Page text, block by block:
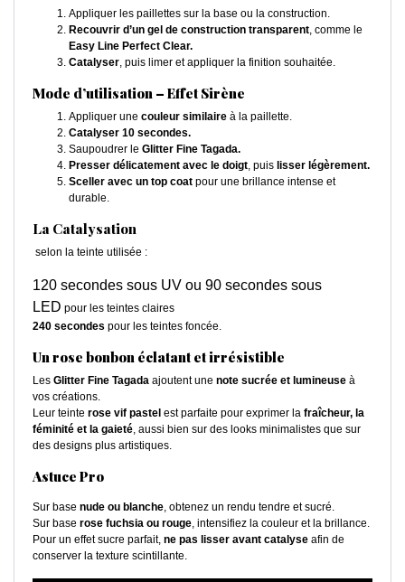
Appliquer les paillettes sur la base ou la construction.
Recouvrir d’un gel de construction transparent, comme le
Easy Line Perfect Clear.
Catalyser, puis limer et appliquer la finition souhaitée.
Mode d’utilisation – Effet Sirène
Appliquer une couleur similaire à la paillette.
Catalyser 10 secondes.
Saupoudrer le Glitter Fine Tagada.
Presser délicatement avec le doigt, puis lisser légèrement.
Sceller avec un top coat pour une brillance intense et
durable.
La Catalysation
selon la teinte utilisée :
120 secondes sous UV ou 90 secondes sous
LED pour les teintes claires
240 secondes pour les teintes foncée.
Un rose bonbon éclatant et irrésistible
Les Glitter Fine Tagada ajoutent une note sucrée et lumineuse à
vos créations.
Leur teinte rose vif pastel est parfaite pour exprimer la fraîcheur, la
féminité et la gaieté, aussi bien sur des looks minimalistes que sur
des designs plus artistiques.
Astuce Pro
Sur base nude ou blanche, obtenez un rendu tendre et sucré.
Sur base rose fuchsia ou rouge, intensifiez la couleur et la brillance.
Pour un effet sucre parfait, ne pas lisser avant catalyse afin de
conserver la texture scintillante.